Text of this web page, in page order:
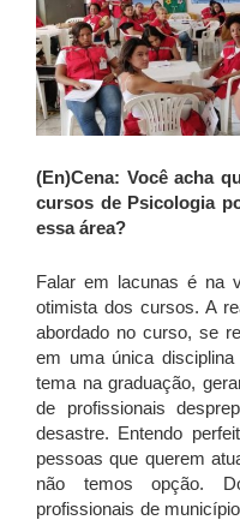
(En)Cena: Você acha
cursos de Psicologia
essa área?
Falar em lacunas é na
otimista dos cursos. A
abordado no curso, se
em uma única
tema na graduação,
de profissionais
desastre. Entendo
pessoas que querem
não temos opção.
profissionais de